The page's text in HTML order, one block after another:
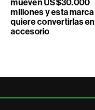
mueven US$30.000
millones y esta marca
quiere convertirlas en
accesorio